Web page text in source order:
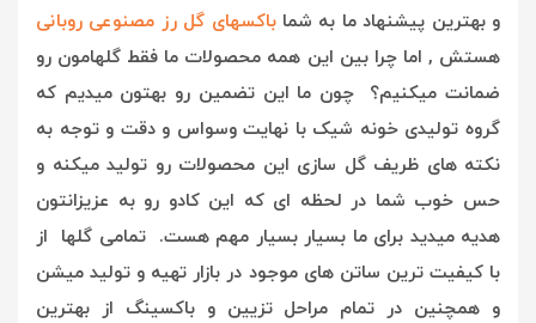
و بهترین پیشنهاد ما به شماباکسهای گل رز مصنوعی روبانی
هستش , اما چرا بین این همه محصولات ما فقط گلهامون رو
ضمانت میکنیم؟ چون ما این تضمین رو بهتون میدیم که
گروه تولیدی خونه شیک با نهایت وسواس و دقت و توجه به
نکته های ظریف گل سازی این محصولات رو تولید میکنه و
حس خوب شما در لحظه ای که این کادو رو به عزیزانتون
هدیه میدید برای ما بسیار بسیار مهم هست. تمامی گلها از
با کیفیت ترین ساتن های موجود در بازار تهیه و تولید میشن
و همچنین در تمام مراحل تزیین و باکسینگ از بهترین